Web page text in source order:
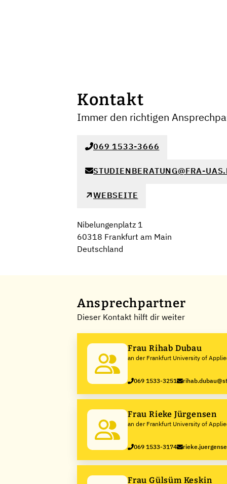
Kontakt
Immer den richtigen
069 1533-3666
STUDIENBERATUNG@FRA-
WEBSEITE
Nibelungenplatz 1
60318 Frankfurt am Main
Deutschland
Ansprechpartner
Dieser Kontakt hilft dir weiter
Frau Rihab Dubau
an der Frankfurt University of
069 1533-3251
Frau Rieke Jürgensen
an der Frankfurt University of
069 1533-3174
Frau Gülsüm Keskin